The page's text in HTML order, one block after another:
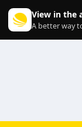
View in the
A better way